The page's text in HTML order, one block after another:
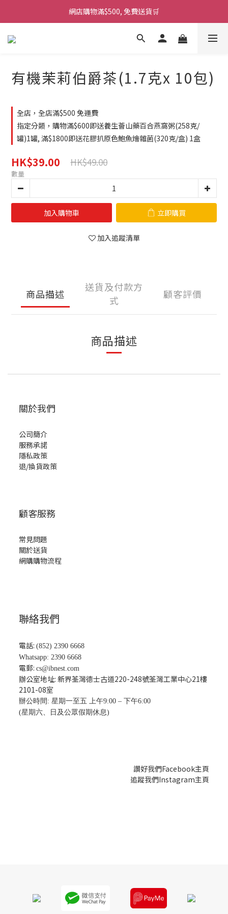
網店購物滿$500, 免費送貨🛒
有機茉莉伯爵茶(1.7克x 10包)
全店，全店滿$500 免運費
指定分類，購物滿$600即送養生薈山藥百合燕窩粥(258克/
罐)1罐, 滿$1800即送花膠扒原色鮑魚燴雜菌(320克/盒) 1盒
HK$39.00 HK$49.00
數量
加入購物車 立即購買
加入追蹤清單
商品描述
送貨及付款方
式
顧客評價
商品描述
關於我們
公司簡介
服務承諾
隱私政策
退/換貨政策
顧客服務
常見問題
關於送貨
網購購物流程
聯絡我們
電話: (852) 2390 6668
Whatsapp: 2390 6668
電郵: cs@ibnest.com
辦公室地址: 新界荃灣德士古道220-248號荃灣工業中心21樓
2101-08室
辦公時間: 星期一至五 上午9:00 – 下午6:00
(星期六、日及公眾假期休息)
讚好我們Facebook主頁
追蹤我們Instagram主頁